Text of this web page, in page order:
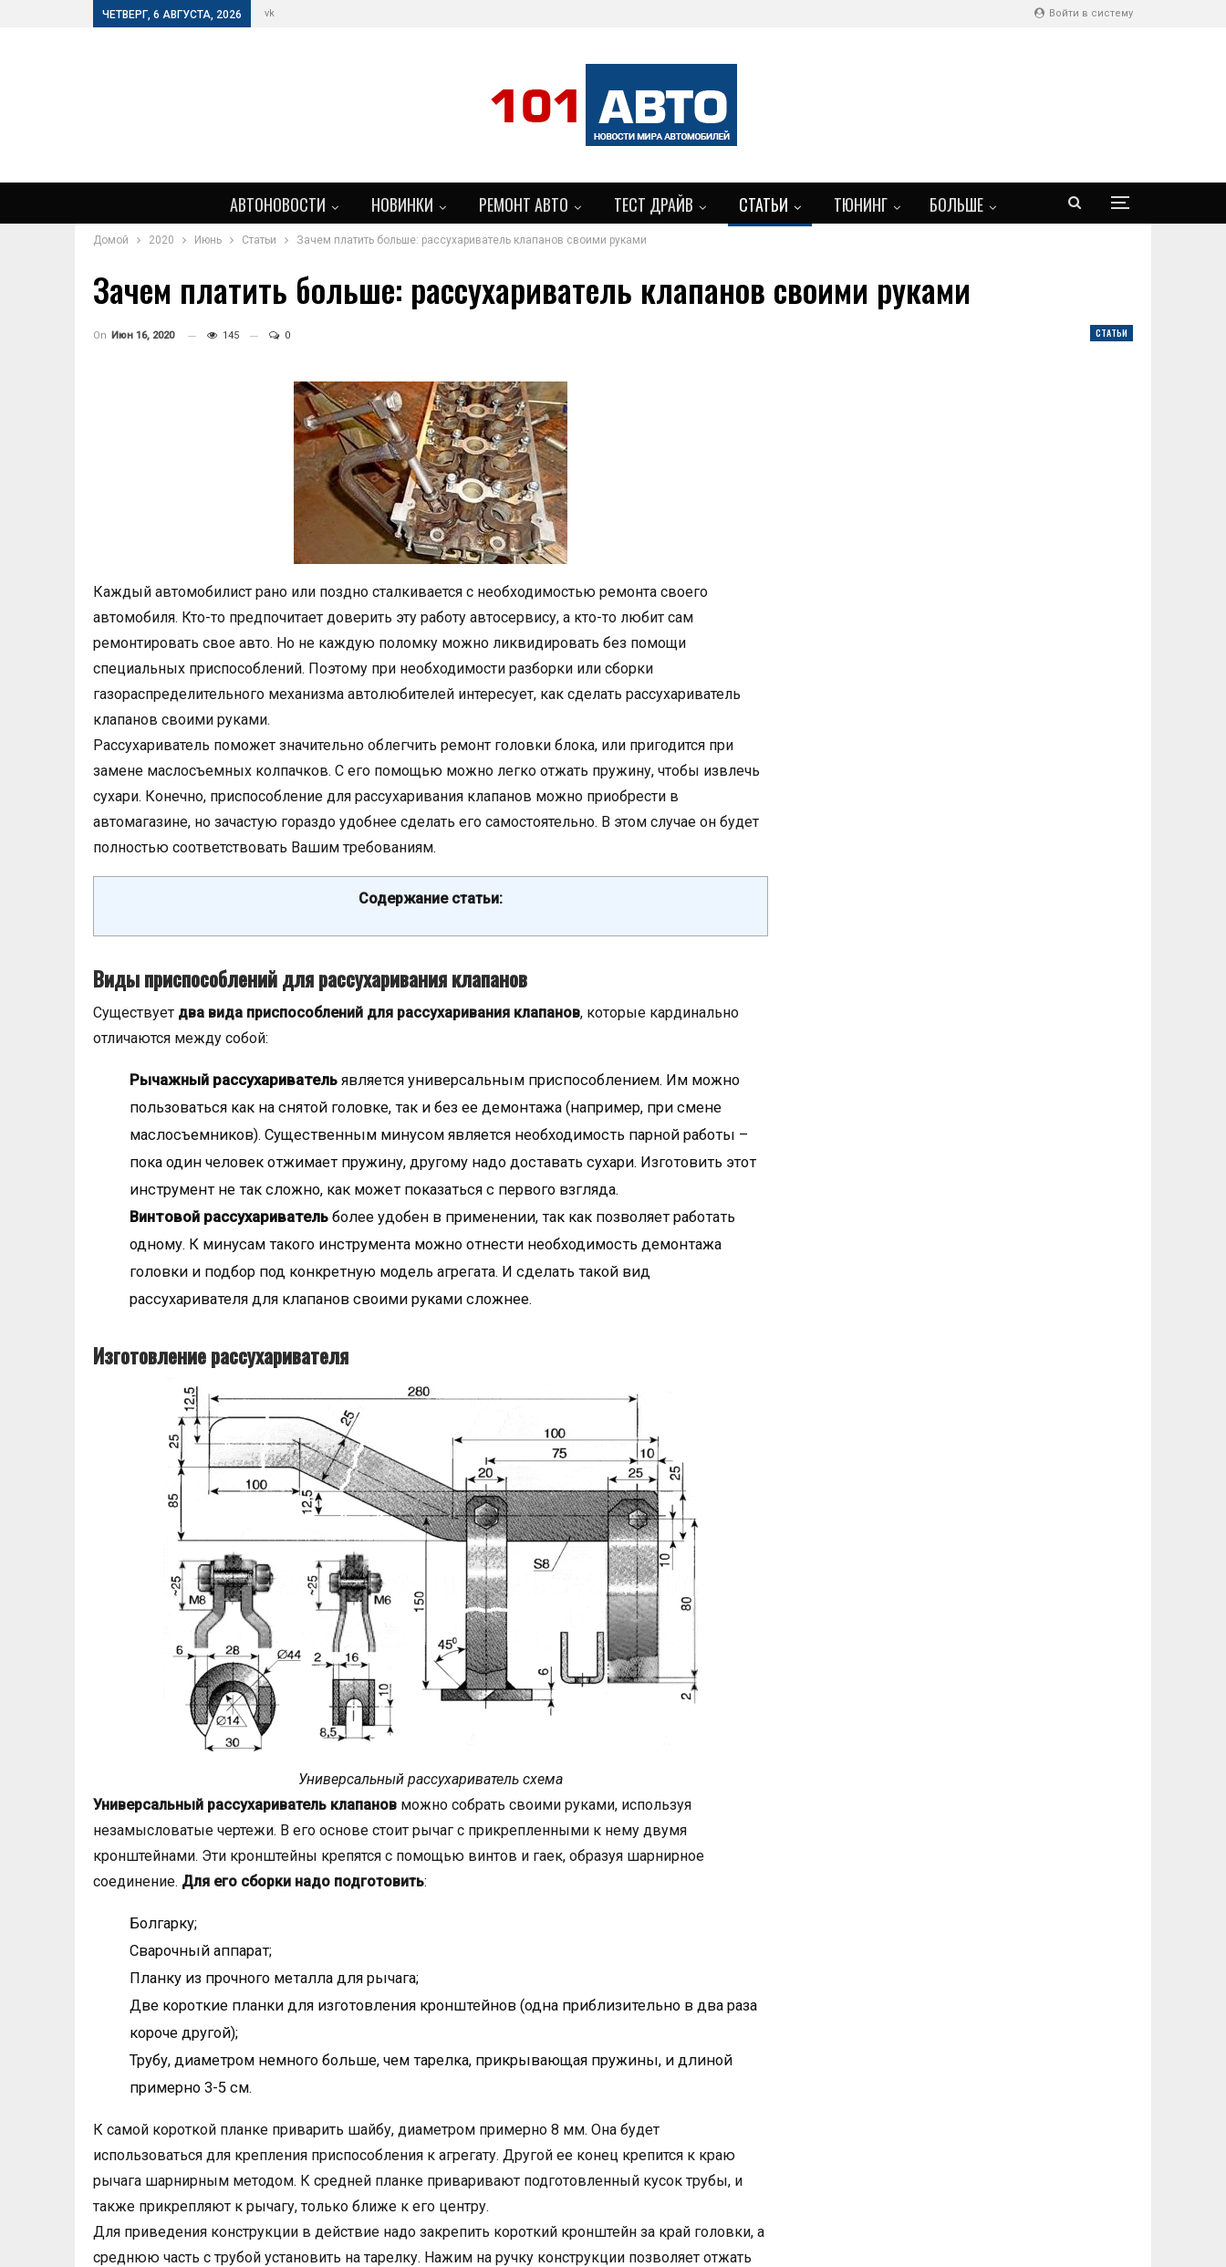
Войти в систему
ЧЕТВЕРГ, 6 АВГУСТА, 2026 vk
АВТОНОВОСТИ НОВИНКИ РЕМОНТ АВТО ТЕСТ ДРАЙВ СТАТЬИ ТЮНИНГ БОЛЬШЕ
Домой 2020 Июнь Статьи Зачем платить больше: рассухариватель клапанов своими руками
Зачем платить больше: рассухариватель клапанов своими руками
СТАТЬИ
On Июн 16, 2020 145 0
Каждый автомобилист рано или поздно сталкивается с необходимостью ремонта своего
автомобиля. Кто-то предпочитает доверить эту работу автосервису, а кто-то любит сам
ремонтировать свое авто. Но не каждую поломку можно ликвидировать без помощи
специальных приспособлений. Поэтому при необходимости разборки или сборки
газораспределительного механизма автолюбителей интересует, как сделать рассухариватель
клапанов своими руками.
Рассухариватель поможет значительно облегчить ремонт головки блока, или пригодится при
замене маслосъемных колпачков. С его помощью можно легко отжать пружину, чтобы извлечь
сухари. Конечно, приспособление для рассухаривания клапанов можно приобрести в
автомагазине, но зачастую гораздо удобнее сделать его самостоятельно. В этом случае он будет
полностью соответствовать Вашим требованиям.
Содержание статьи:
Виды приспособлений для рассухаривания клапанов
Существует два вида приспособлений для рассухаривания клапанов, которые кардинально
отличаются между собой:
Рычажный рассухариватель является универсальным приспособлением. Им можно
пользоваться как на снятой головке, так и без ее демонтажа (например, при смене
маслосъемников). Существенным минусом является необходимость парной работы –
пока один человек отжимает пружину, другому надо доставать сухари. Изготовить этот
инструмент не так сложно, как может показаться с первого взгляда.
Винтовой рассухариватель более удобен в применении, так как позволяет работать
одному. К минусам такого инструмента можно отнести необходимость демонтажа
головки и подбор под конкретную модель агрегата. И сделать такой вид
рассухаривателя для клапанов своими руками сложнее.
Изготовление рассухаривателя
Универсальный рассухариватель схема
Универсальный рассухариватель клапанов можно собрать своими руками, используя
незамысловатые чертежи. В его основе стоит рычаг с прикрепленными к нему двумя
кронштейнами. Эти кронштейны крепятся с помощью винтов и гаек, образуя шарнирное
соединение. Для его сборки надо подготовить:
Болгарку;
Сварочный аппарат;
Планку из прочного металла для рычага;
Две короткие планки для изготовления кронштейнов (одна приблизительно в два раза
короче другой);
Трубу, диаметром немного больше, чем тарелка, прикрывающая пружины, и длиной
примерно 3-5 см.
К самой короткой планке приварить шайбу, диаметром примерно 8 мм. Она будет
использоваться для крепления приспособления к агрегату. Другой ее конец крепится к краю
рычага шарнирным методом. К средней планке приваривают подготовленный кусок трубы, и
также прикрепляют к рычагу, только ближе к его центру.
Для приведения конструкции в действие надо закрепить короткий кронштейн за край головки, а
среднюю часть с трубой установить на тарелку. Нажим на ручку конструкции позволяет отжать